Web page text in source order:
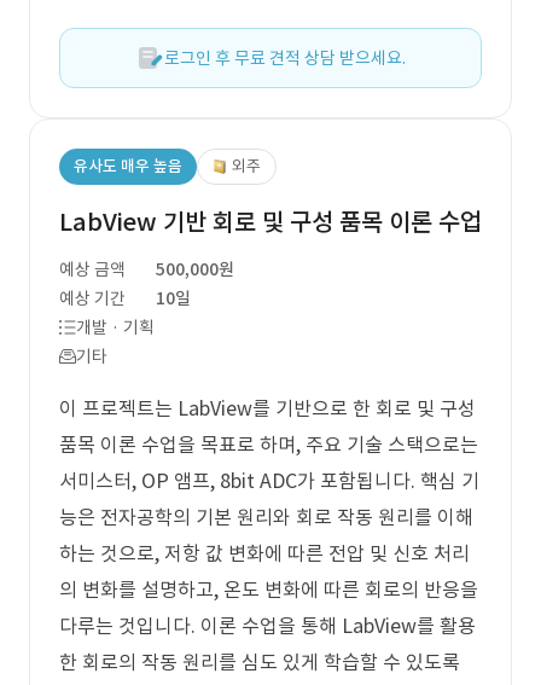
로그인 후 무료 견적 상담 받으세요.
유사도 매우 높음 외주
LabView 기반 회로 및 구성 품목 이론 수업
예상 금액
500,000원
예상 기간
10일
개발 · 기획
기타
이 프로젝트는 LabView를 기반으로 한 회로 및 구성
품목 이론 수업을 목표로 하며, 주요 기술 스택으로는
서미스터, OP 앰프, 8bit ADC가 포함됩니다. 핵심 기
능은 전자공학의 기본 원리와 회로 작동 원리를 이해
하는 것으로, 저항 값 변화에 따른 전압 및 신호 처리
의 변화를 설명하고, 온도 변화에 따른 회로의 반응을
다루는 것입니다. 이론 수업을 통해 LabView를 활용
한 회로의 작동 원리를 심도 있게 학습할 수 있도록